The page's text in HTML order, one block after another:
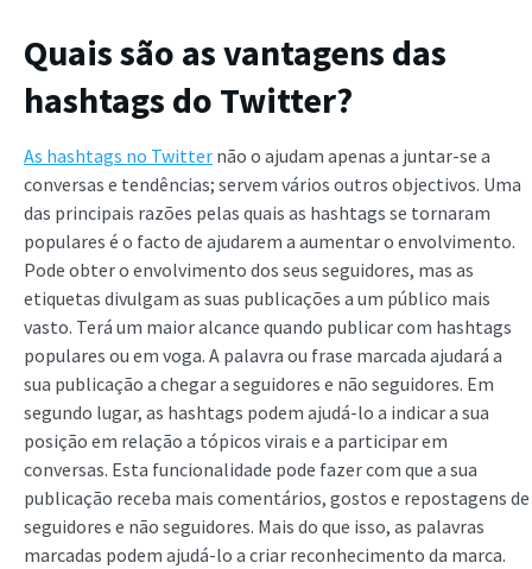
Quais são as vantagens das
hashtags do Twitter?
As hashtags no Twitter não o ajudam apenas a juntar-se a
conversas e tendências; servem vários outros objectivos. Uma
das principais razões pelas quais as hashtags se tornaram
populares é o facto de ajudarem a aumentar o envolvimento.
Pode obter o envolvimento dos seus seguidores, mas as
etiquetas divulgam as suas publicações a um público mais
vasto. Terá um maior alcance quando publicar com hashtags
populares ou em voga. A palavra ou frase marcada ajudará a
sua publicação a chegar a seguidores e não seguidores. Em
segundo lugar, as hashtags podem ajudá-lo a indicar a sua
posição em relação a tópicos virais e a participar em
conversas. Esta funcionalidade pode fazer com que a sua
publicação receba mais comentários, gostos e repostagens de
seguidores e não seguidores. Mais do que isso, as palavras
marcadas podem ajudá-lo a criar reconhecimento da marca.